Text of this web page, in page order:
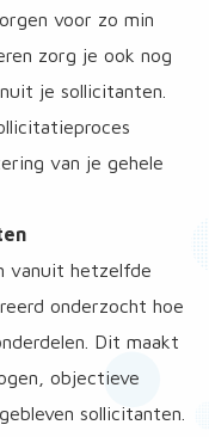
voor zo min
zorg je ook nog
je sollicitanten.
van je gehele
vanuit hetzelfde
onderzocht hoe
Dit maakt
objectieve
sollicitanten.